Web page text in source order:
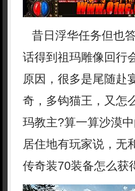
昔日浮华任务但也
话得到祖玛雕像回行
原因，很多是尾随赴
奇，多钩猫王，又怎
玛教主?算一算沙漠
居住地有玩家说，无
传奇装70装备怎么获